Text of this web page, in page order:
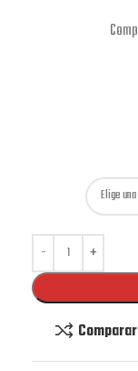
Comparar